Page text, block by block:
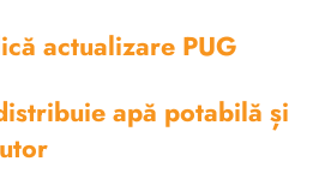
actualizare PUG
apă potabilă și